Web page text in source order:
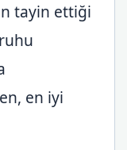
tayin ettiği
en iyi